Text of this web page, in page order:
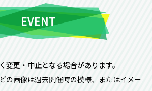
EVENT
変更・中止となる場合があります。
の画像は過去開催時の模様、またはイメー